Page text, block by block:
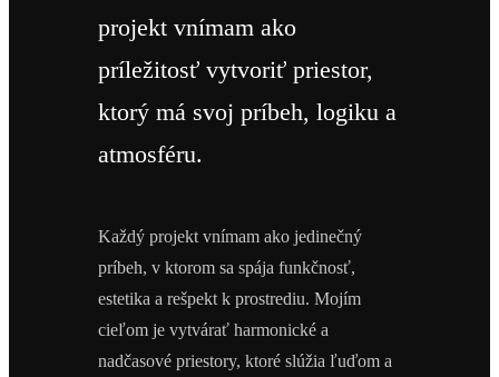
projekt vnímam ako
príležitosť vytvoriť priestor,
ktorý má svoj príbeh, logiku a
atmosféru.
Každý projekt vnímam ako jedinečný
príbeh, v ktorom sa spája funkčnosť,
estetika a rešpekt k prostrediu. Mojím
cieľom je vytvárať harmonické a
nadčasové priestory, ktoré slúžia ľuďom a